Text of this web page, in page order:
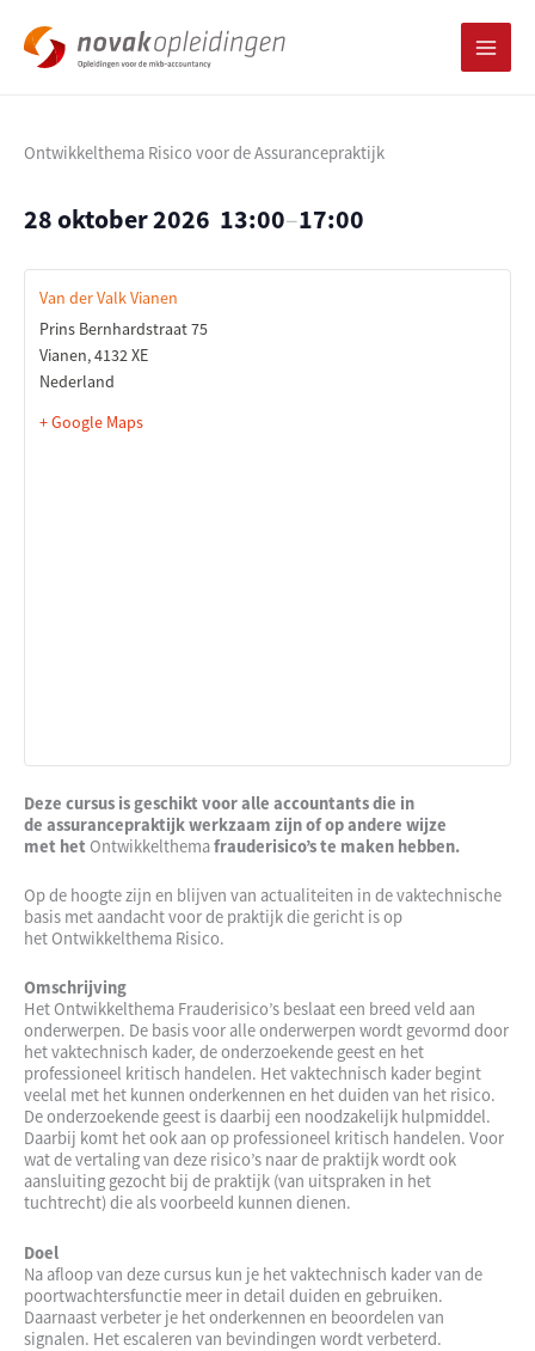
naar
inhoud
Ontwikkelthema Risico voor de Assurancepraktijk
28 oktober 2026 13:00–17:00
Van der Valk Vianen
Prins Bernhardstraat 75
Vianen,4132 XE
Nederland
+ Google Maps
Deze cursus is geschikt voor alle accountants die in
de assurancepraktijk werkzaam zijn of op andere wijze
met het Ontwikkelthemafrauderisico’s te maken hebben.
Op de hoogte zijn en blijven van actualiteiten in de vaktechnische
basis met aandacht voor de praktijk die gericht is op
het Ontwikkelthema Risico.
Omschrijving
Het Ontwikkelthema Frauderisico’s beslaat een breed veld aan
onderwerpen. De basis voor alle onderwerpen wordt gevormd door
het vaktechnisch kader, de onderzoekende geest en het
professioneel kritisch handelen. Het vaktechnisch kader begint
veelal met het kunnen onderkennen en het duiden van het risico.
De onderzoekende geest is daarbij een noodzakelijk hulpmiddel.
Daarbij komt het ook aan op professioneel kritisch handelen. Voor
wat de vertaling van deze risico’s naar de praktijk wordt ook
aansluiting gezocht bij de praktijk (van uitspraken in het
tuchtrecht) die als voorbeeld kunnen dienen.
Doel
Na afloop van deze cursus kun je het vaktechnisch kader van de
poortwachtersfunctie meer in detail duiden en gebruiken.
Daarnaast verbeter je het onderkennen en beoordelen van
signalen. Het escaleren van bevindingen wordt verbeterd.